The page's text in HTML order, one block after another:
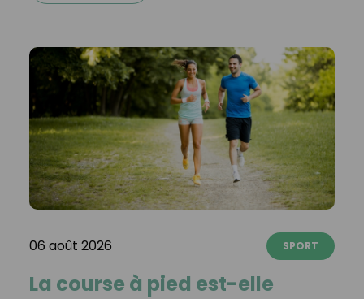
06 août 2026 SPORT
La course à pied est-elle